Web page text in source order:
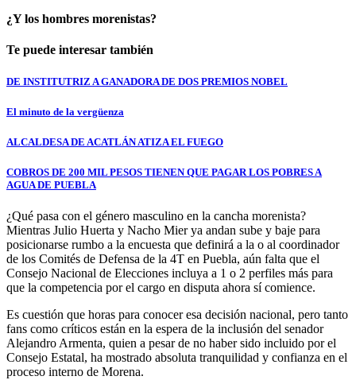
¿Y los hombres morenistas?
Te puede interesar también
DE INSTITUTRIZ A GANADORA DE DOS PREMIOS NOBEL
El minuto de la vergüenza
ALCALDESA DE ACATLÁN ATIZA EL FUEGO
COBROS DE 200 MIL PESOS TIENEN QUE PAGAR LOS POBRES A
AGUA DE PUEBLA
¿Qué pasa con el género masculino en la cancha morenista?
Mientras Julio Huerta y Nacho Mier ya andan sube y baje para
posicionarse rumbo a la encuesta que definirá a la o al coordinador
de los Comités de Defensa de la 4T en Puebla, aún falta que el
Consejo Nacional de Elecciones incluya a 1 o 2 perfiles más para
que la competencia por el cargo en disputa ahora sí comience.
Es cuestión que horas para conocer esa decisión nacional, pero tanto
fans como críticos están en la espera de la inclusión del senador
Alejandro Armenta, quien a pesar de no haber sido incluido por el
Consejo Estatal, ha mostrado absoluta tranquilidad y confianza en el
proceso interno de Morena.